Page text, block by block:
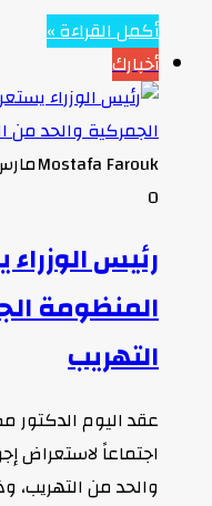
أكمل القراءة »
أخبارك
Mostafa Faroukمارس 10,
0
رئيس
المنظومة
التهريب
عقد اليوم
اجتماعاً لاستعراض
والحد من